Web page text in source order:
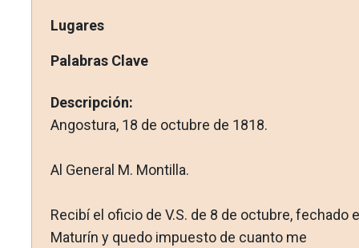
Lugares
Palabras Clave
Descripción:
Angostura, 18 de octubre de 1818.
Al General M. Montilla.
Recibí el oficio de V.S. de 8 de octubre, fechado
Maturín y quedo impuesto de cuanto me